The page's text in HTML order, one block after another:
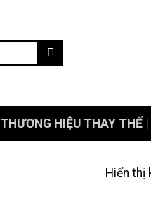
THƯƠNG HIỆU THAY THẾ
Hiển thị